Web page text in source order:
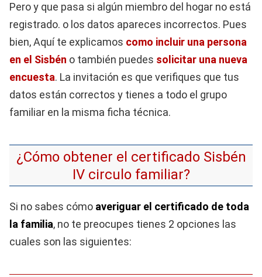
Pero y que pasa si algún miembro del hogar no está
registrado. o los datos apareces incorrectos. Pues
bien, Aquí te explicamos como incluir una persona
en el Sisbén o también puedes solicitar una nueva
encuesta. La invitación es que verifiques que tus
datos están correctos y tienes a todo el grupo
familiar en la misma ficha técnica.
¿Cómo obtener el certificado Sisbén
IV circulo familiar?
Si no sabes cómo averiguar el certificado de toda
la familia, no te preocupes tienes 2 opciones las
cuales son las siguientes: